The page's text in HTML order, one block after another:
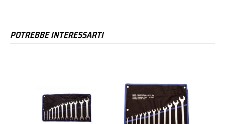
POTREBBE INTERESSARTI